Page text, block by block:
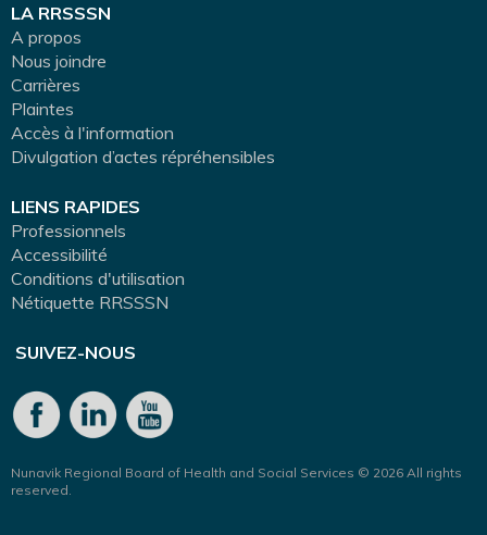
LA RRSSSN
A propos
Nous joindre
Carrières
Plaintes
Accès à l'information
Divulgation d’actes répréhensibles
LIENS RAPIDES
Professionnels
Accessibilité
Conditions d'utilisation
Nétiquette RRSSSN
SUIVEZ-NOUS
Nunavik Regional Board of Health and Social Services © 2026 All rights
reserved.